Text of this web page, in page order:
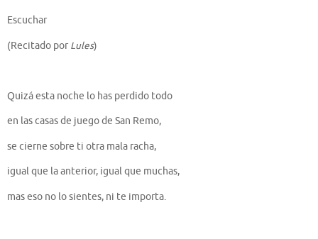
Escuchar
(Recitado por Lules)
Quizá esta noche lo has perdido todo
en las casas de juego de San Remo,
se cierne sobre ti otra mala racha,
igual que la anterior, igual que muchas,
mas eso no lo sientes, ni te importa.